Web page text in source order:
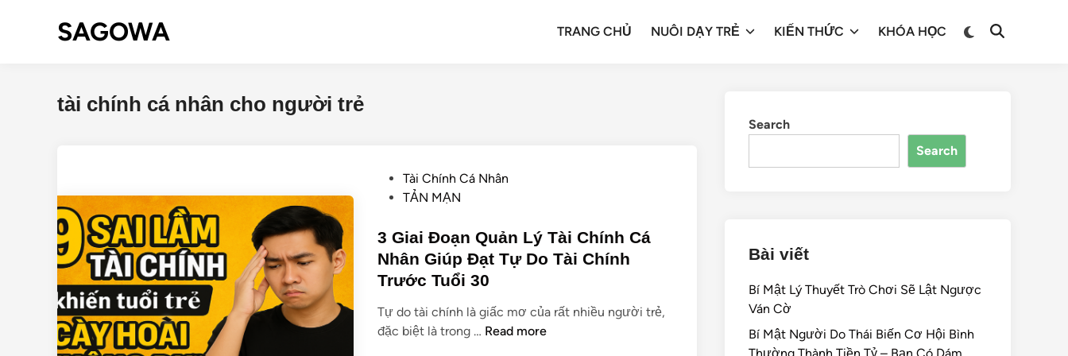
SAGOWA TRANG CHỦ NUÔI DẠY TRẺ KIẾN THỨC KHÓA HỌC
tài chính cá nhân cho người trẻ
Tài Chính Cá Nhân
TẢN MẠN
3 Giai Đoạn Quản Lý Tài Chính Cá
Nhân Giúp Đạt Tự Do Tài Chính
Trước Tuổi 30
Tự do tài chính là giấc mơ của rất nhiều người trẻ,
đặc biệt là trong … Read more
Search
Search
Bài viết
Bí Mật Lý Thuyết Trò Chơi Sẽ Lật Ngược
Ván Cờ
Bí Mật Người Do Thái Biến Cơ Hội Bình